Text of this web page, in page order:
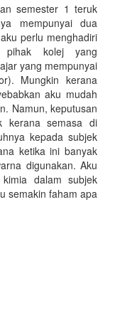
semester 1 teruk
mempunyai dua
perlu menghadiri
pihak kolej yang
yang mempunyai
Mungkin kerana
aku mudah
Namun, keputusan
kerana semasa di
kepada subjek
ketika ini banyak
digunakan. Aku
dalam subjek
semakin faham apa